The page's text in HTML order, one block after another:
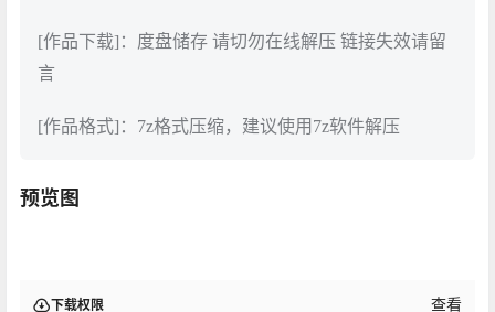
[作品下载]：度盘储存 请切勿在线解压 链接失效请留
言
[作品格式]：7z格式压缩，建议使用7z软件解压
预览图
下载权限 查看